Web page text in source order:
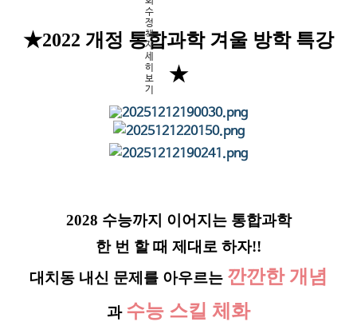
★2022 개정 통합과학 겨울 방학 특강
★
2028 수능까지 이어지는 통합과학
한 번 할 때 제대로 하자!!
대치동 내신 문제를 아우르는 깐깐한 개념
과 수능 스킬 체화